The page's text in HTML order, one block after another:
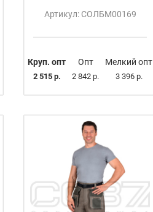
Артикул: СОЛБМ00169
Круп. опт
2 515 р.
Опт
2 842 р.
Мелкий опт
3 396 р.